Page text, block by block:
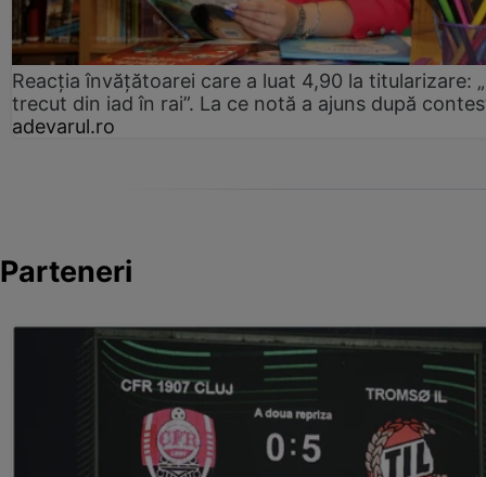
Reacția învățătoarei care a luat 4,90 la titularizare:
trecut din iad în rai”. La ce notă a ajuns după
adevarul.ro
Parteneri